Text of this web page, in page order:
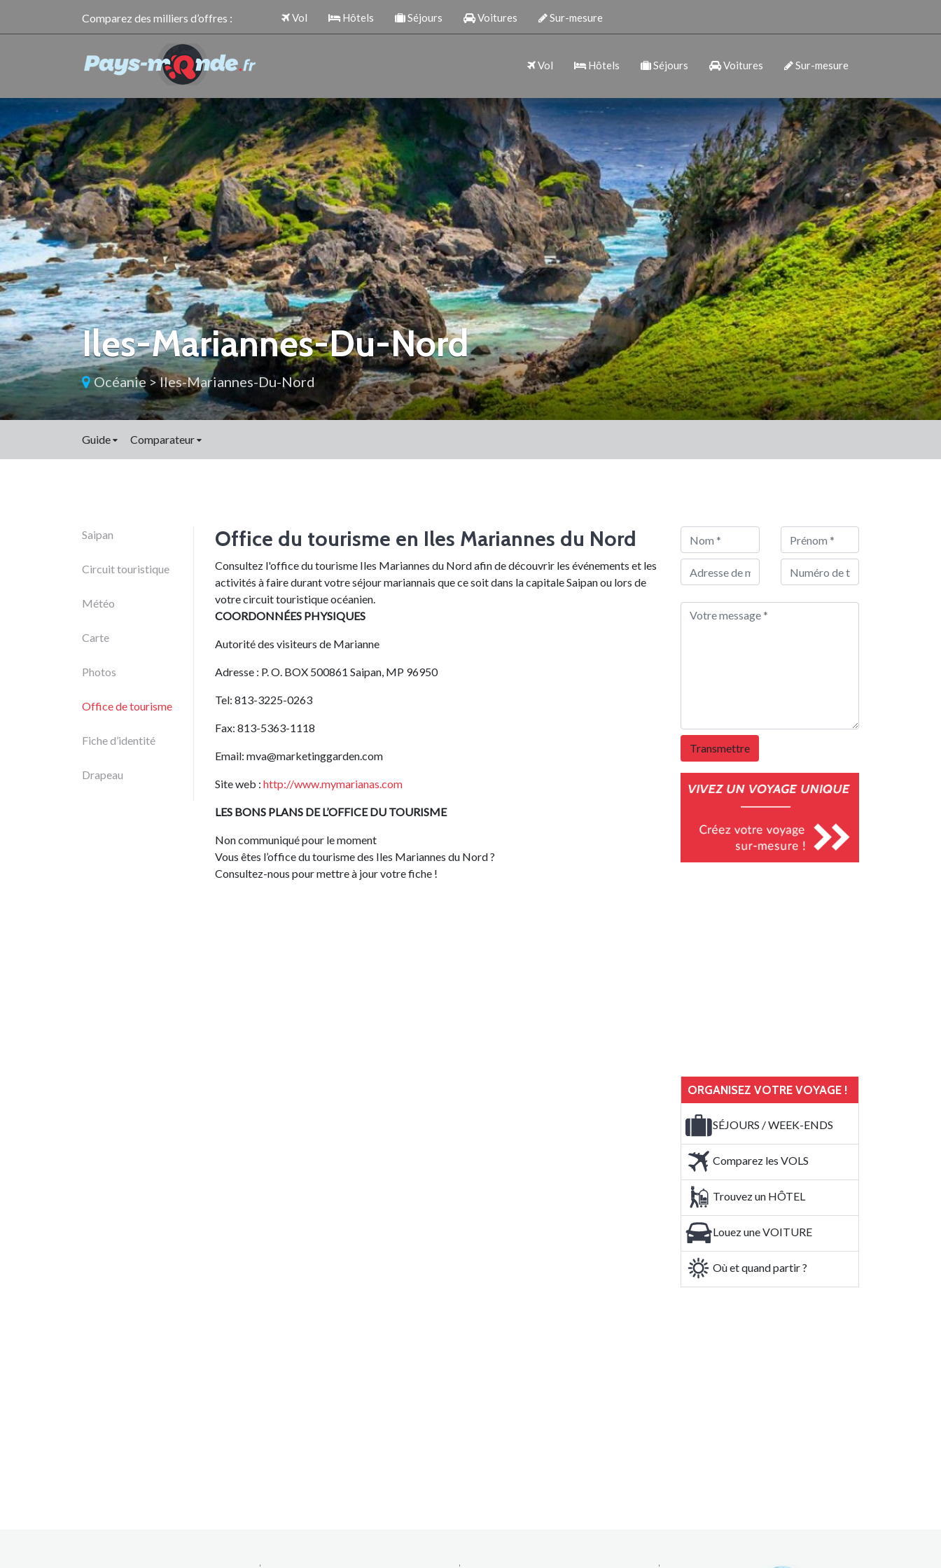
Comparez des milliers d’offres : Vol Hôtels Séjours Voitures Sur-mesure
Vol Hôtels Séjours Voitures Sur-mesure
Iles-Mariannes-Du-Nord
Océanie >Iles-Mariannes-Du-Nord
Guide Comparateur
Saipan
Circuit touristique
Météo
Carte
Photos
Office de tourisme
Fiche d’identité
Drapeau
Office du tourisme en Iles Mariannes du Nord
Consultez l'office du tourisme Iles Mariannes du Nord afin de découvrir les événements et les
activités à faire durant votre séjour mariannais que ce soit dans la capitale Saipan ou lors de
votre circuit touristique océanien.
COORDONNÉES PHYSIQUES
Autorité des visiteurs de Marianne
Adresse : P. O. BOX 500861 Saipan, MP 96950
Tel: 813-3225-0263
Fax: 813-5363-1118
Email: mva@marketinggarden.com
Site web : http://www.mymarianas.com
LES BONS PLANS DE L’OFFICE DU TOURISME
Non communiqué pour le moment
Vous êtes l’office du tourisme des Iles Mariannes du Nord ?
Consultez-nous pour mettre à jour votre fiche !
ORGANISEZ VOTRE VOYAGE !
SÉJOURS / WEEK-ENDS
Comparez les VOLS
Trouvez un HÔTEL
Louez une VOITURE
Où et quand partir ?